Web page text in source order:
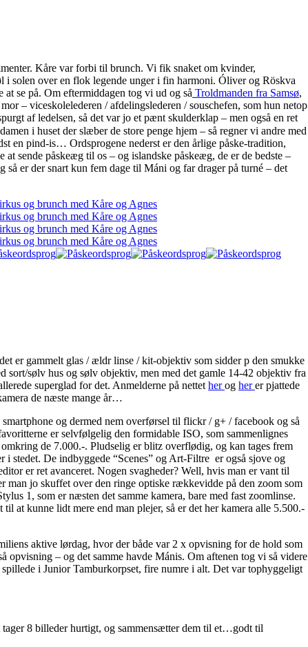
Kåre var forbi til brunch. Vi fik snaket om kvinder,
i solen over en flok legende unger i fin harmoni. Óliver og Röskva
at se på. Om eftermiddagen tog vi ud og så Troldmanden fra Samsø,
– viceskolelederen / afdelingslederen / souschefen, som hun netop
af ledelsen, så det var jo et pænt skulderklap – men også en ret
i huset der slæber de store penge hjem – så regner vi andre med
en pind-is… Ordsprogene nederst er den årlige påske-tradition,
sende påskeæg til os – og islandske påskeæg, de er de bedste –
er der snart kun fem dage til Máni og far drager på turné – det
er gammelt glas / ældr linse / kit-objektiv som sidder p den smukke
sølv hus og sølv objektiv, men med det gamle 14-42 objektiv fra
superglad for det. Anmelderne på nettet herog herer pjattede
de næste mange år…
og dermed nem overførsel til flickr / g+ / facebook og så
er selvfølgelig den formidable ISO, som sammenlignes
de 7.000.-. Pludselig er blitz overflødig, og kan tages frem
stedet. De indbyggede “Scenes” og Art-Filtre er også sjove og
er ret avanceret. Nogen svagheder? Well, hvis man er vant til
man jo skuffet over den ringe optiske rækkevidde på den zoom som
1, som er næsten det samme kamera, bare med fast zoomlinse.
at kunne lidt mere end man plejer, så er det her kamera alle 5.500.-
aktive lørdag, hvor der både var 2 x opvisning for de hold som
opvisning – og det samme havde Mánis. Om aftenen tog vi så videre
i Junior Tamburkorpset, fire numre i alt. Det var tophyggeligt
tager 8 billeder hurtigt, og sammensætter dem til et…godt til